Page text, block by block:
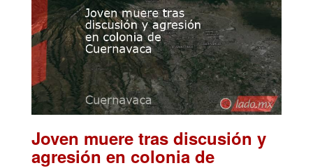
Joven muere tras discusión y
agresión en colonia de